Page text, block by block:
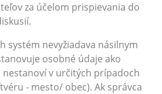
za účelom prispievania do
systém nevyžiadava násilnym
osobné údaje ako
nestanoví v určitých prípadoch
- mesto/ obec). Ak správca